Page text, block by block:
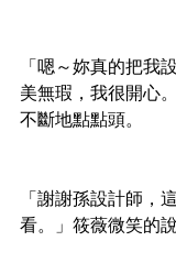
「嗯～妳真的把我
美無瑕，我很開心
不斷地點點頭。
「謝謝孫設計師，
看。」筱薇微笑的說